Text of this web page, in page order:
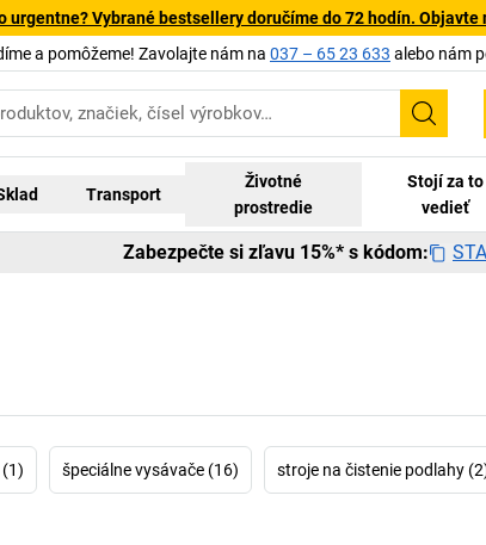
urgentne? Vybrané bestsellery doručíme do 72 hodín. Objavte
a pomôžeme! Zavolajte nám na 037 – 65 23 633 alebo nám
Transport
Životné
prostredie
Stojí za to
vedieť
Zabezpečte si zľavu 15%* s kódom:
špeciálne vysávače (16) stroje na čistenie podlahy